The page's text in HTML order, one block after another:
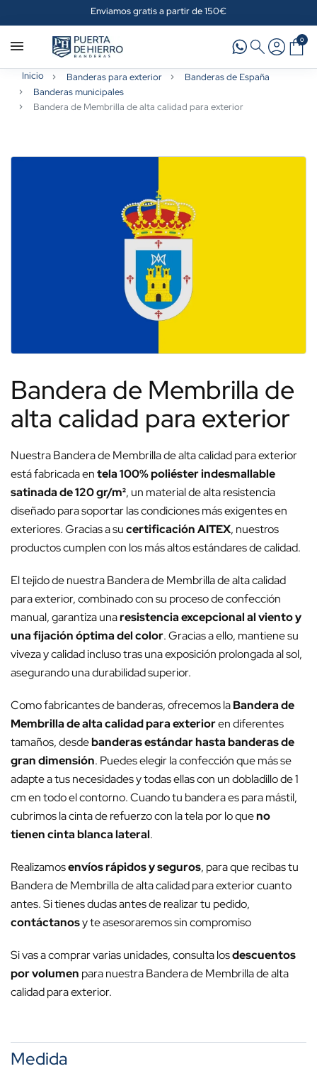
Enviamos gratis a partir de 150€
0
Inicio Banderas para exterior
Banderas de España
Banderas municipales
Bandera de Membrilla de alta calidad para exterior
Bandera de Membrilla de
alta calidad para exterior
Nuestra Bandera de Membrilla de alta calidad para exterior
está fabricada entela 100% poliéster indesmallable
satinada de 120 gr/m², un material de alta resistencia
diseñado para soportar las condiciones más exigentes en
exteriores. Gracias a sucertificación AITEX, nuestros
productos cumplen con los más altos estándares de calidad.
El tejido de nuestra Bandera de Membrilla de alta calidad
para exterior, combinado con su proceso de confección
manual, garantiza unaresistencia excepcional al viento y
una fijación óptima del color. Gracias a ello, mantiene su
viveza y calidad incluso tras una exposición prolongada al sol,
asegurando una durabilidad superior.
Como fabricantes de banderas, ofrecemos laBandera de
Membrilla de alta calidad para exterioren diferentes
tamaños, desdebanderas estándar hasta banderas de
gran dimensión. Puedes elegir la confección que más se
adapte a tus necesidades y todas ellas con un dobladillo de 1
cm en todo el contorno. Cuando tu bandera es para mástil,
cubrimos la cinta de refuerzo con la tela por lo queno
tienen cinta blanca lateral.
Realizamosenvíos rápidos y seguros, para que recibas tu
Bandera de Membrilla de alta calidad para exterior cuanto
antes. Si tienes dudas antes de realizar tu pedido,
contáctanosy te asesoraremos sin compromiso
Si vas a comprar varias unidades, consulta losdescuentos
por volumen para nuestra Bandera de Membrilla de alta
calidad para exterior.
Medida